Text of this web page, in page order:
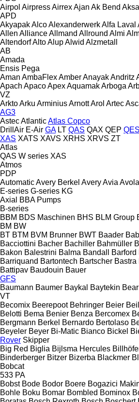
Airpol AirpressAirrexAjan Ak Bend Aksa
APD
AkyapakAlcoAlexanderwerkAlfa Laval
Allen AllianceAllmand Allround Almi
AltendorfAltoAlupAlwid Alzmetall
AB
Amada
Ensis Pega
Aman AmbaFlexAmberAnayakAndritz
Apach ApacoApexAquamakArboga
VZ
ArktoArku ArminiusArnottArol Artec
AG3
AstecAtlanticAtlas Copco
DrillAir E-Air GA LT QAS QAX QEP QES
XAS XATS XAVS XRHS XRVS ZT
Atlas
QAS W series XAS
Atmos
PDP
AutomaticAvery Berkel AveryAvia Avola
E-series G-series KG
Axial
BBA Pumps
B-series
BBM BDS Maschinen BHS BLM Group
BM BW
BT BTM BVM Brunner BWT Baader
Bacciottini Bacher Bachiller Bahmüller
Bakon Balestrini Balma Bandall Barford
Barriquand Bartontech Bartscher Bastra
Battipav Baudouin Bauer
GFS
Baumann Baumer Baykal Baytekin Bear
VT
Becomix Beerepoot Behringer Beier Beil
Belotti Bema Benier Benza Bercomex
Bergmann Berkel Bernardo Bertolaso
Beyeler Beyer Bi-Matic Bianco Bickel
Rover Skipper
Big Red Biglia Bijlsma Hercules
Binderberger Bitzer Bizerba Blackmer
Bobcat
533 PA
Bobst Bode Bodor Boere Bogazici
Bohle Boku Bomar Bombled Bominox